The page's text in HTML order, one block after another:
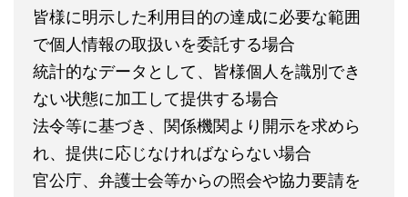
皆様に明示した利用目的の達成に必要な範囲
で個人情報の取扱いを委託する場合
統計的なデータとして、皆様個人を識別でき
ない状態に加工して提供する場合
法令等に基づき、関係機関より開示を求めら
れ、提供に応じなければならない場合
官公庁、弁護士会等からの照会や協力要請を